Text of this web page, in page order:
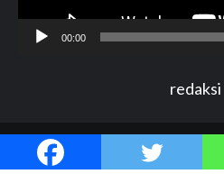
00:00
redaksi
Copyright by ©Detexi.id